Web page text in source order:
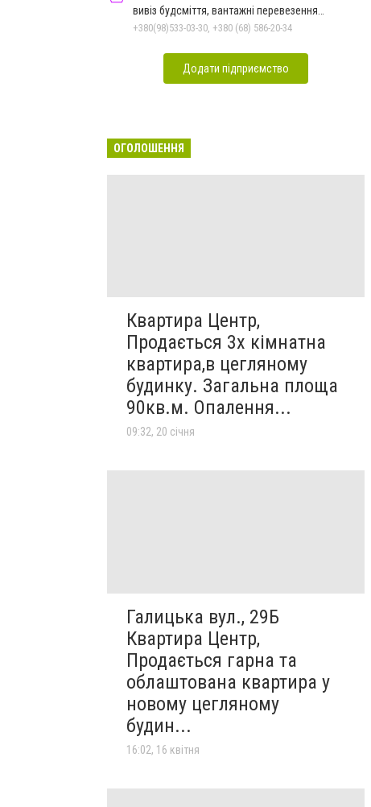
вивіз будсміття, вантажні перевезення
Тернопіль
+380(98)533-03-30, +380 (68) 586-20-34
Додати підприємство
ОГОЛОШЕННЯ
Квартира Центр,
Продається 3х кімнатна
квартира,в цегляному
будинку. Загальна площа
90кв.м. Опалення...
09:32, 20 січня
Галицька вул., 29Б
Квартира Центр,
Продається гарна та
облаштована квартира у
новому цегляному
будин...
16:02, 16 квітня